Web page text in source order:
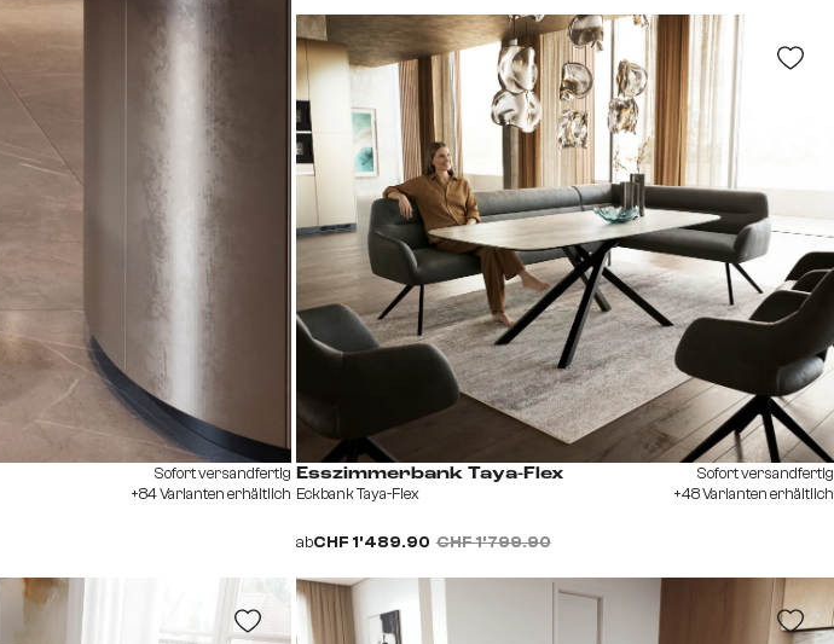
Sofort versandfertig
+84 Varianten erhältlich
Esszimmerbank Taya-Flex
Eckbank Taya-Flex
abCHF 1’489.90 CHF 1’799.90
Sofort versandfertig
+48 Varianten erhältlich